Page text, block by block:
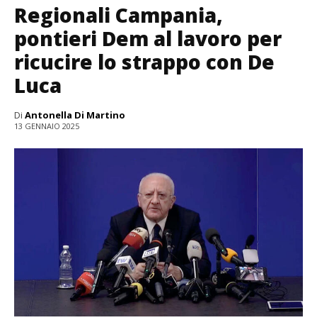
Regionali Campania,
pontieri Dem al lavoro per
ricucire lo strappo con De
Luca
Di Antonella Di Martino
13 GENNAIO 2025